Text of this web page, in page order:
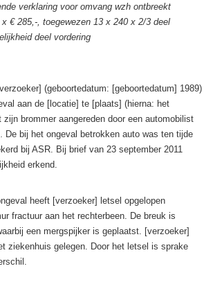
verklaring voor omvang wzh ontbreekt
€ 285,-, toegewezen 13 x 240 x 2/3 deel
deel vordering
(geboortedatum: [geboortedatum] 1989)
aan de [locatie] te [plaats] (hierna: het
brommer aangereden door een automobilist
De bij het ongeval betrokken auto was ten tijde
bij ASR. Bij brief van 23 september 2011
erkend.
heeft [verzoeker] letsel opgelopen
fractuur aan het rechterbeen. De breuk is
een mergspijker is geplaatst. [verzoeker]
ziekenhuis gelegen. Door het letsel is sprake